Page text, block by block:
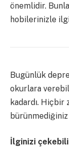
önemlidir.
hobilerinizle
Bugünlük
okurlara
kadardı. Hiçbir
İlginizi